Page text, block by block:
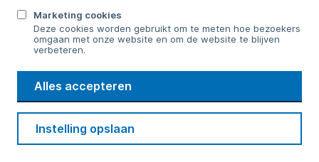
Marketing cookies
Deze cookies worden gebruikt om te meten hoe bezoekers
omgaan met onze website en om de website te blijven
verbeteren.
Alles accepteren
Instelling opslaan
Bericht sturen
WMD
Drinkwater
Cookie voorkeuren
Privacy Disclaimer